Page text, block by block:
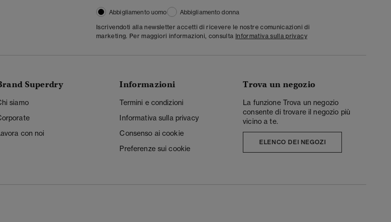
Abbigliamento uomo
Abbigliamento donna
Iscrivendoti alla newsletter accetti di ricevere le nostre comunicazioni di
marketing. Per maggiori informazioni, consulta Informativa sulla privacy
Superdry
siamo
con noi
Informazioni
Termini e condizioni
Informativa sulla privacy
Consenso ai cookie
Preferenze sui cookie
Trova un negozio
La funzione Trova un negozio
consente di trovare il negozio più
vicino a te.
ELENCO DEI NEGOZI